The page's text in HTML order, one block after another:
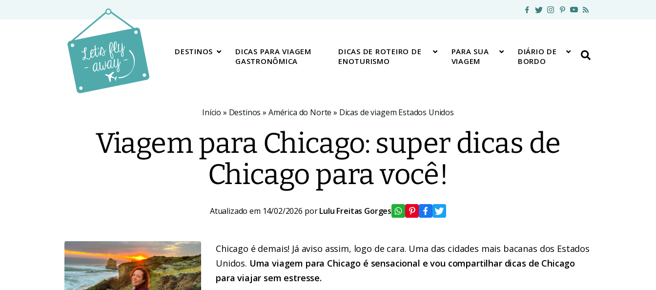
DESTINOS
DICAS PARA VIAGEM
GASTRONÔMICA
DICAS DE ROTEIRO DE
ENOTURISMO
PARA SUA
VIAGEM
DIÁRIO DE
BORDO
Início » Destinos » América do Norte » Dicas de viagem Estados Unidos
Viagem para Chicago: super dicas de
Chicago para você!
Atualizado em 14/02/2026 porLulu Freitas Gorges
Chicago é demais! Já aviso assim, logo de cara. Uma das cidades mais bacanas dos Estados
Unidos. Uma viagem para Chicago é sensacional e vou compartilhar dicas de Chicago
para viajar sem estresse.